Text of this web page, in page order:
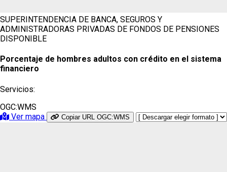
SUPERINTENDENCIA DE BANCA, SEGUROS Y
ADMINISTRADORAS PRIVADAS DE FONDOS DE PENSIONES
DISPONIBLE
Porcentaje de hombres adultos con crédito en el sistema
financiero
Servicios:
OGC:WMS
Ver mapa
Copiar URL OGC:WMS